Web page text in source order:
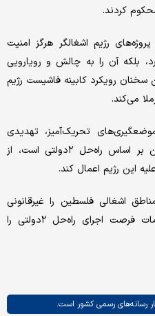
کردند.
رژیم اشغالگر هرگز امنیت
بلکه آن را به چالش و رویارویی
سخنان رویکرد کابینه فاشیست رژیم
می‌کند.
موضعگیری‌های تحریک‌آمیز، تهدیدی
مستقیم علیه تشکیل کشور فلسطین بر اساس راه‌حل ۲دولتی است، از
این رژیم اعمال کند.
اشغالی فلسطین را غیرقانونی
دانسته و تاکید دارد که این اقدامات فرصت اجرای راه‌حل ۲دولتی را
رسانه‌های رسمی کشور است.